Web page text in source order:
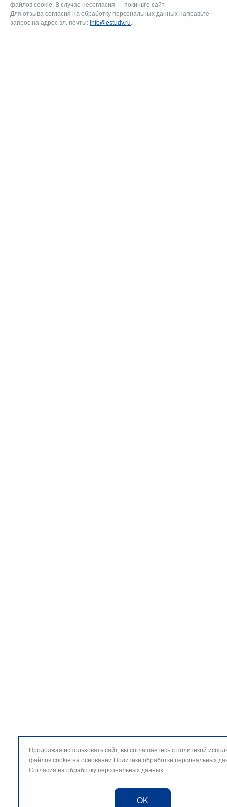
файлов cookie. В случае несогласия — покиньте сайт.
Для отзыва согласия на обработку персональных данных направьте
запрос на адрес эл. почты: info@estudy.ru
Продолжая использовать сайт, вы соглашаетесь с политикой
файлов cookie на основании Политики обработки персональных
Согласия на обработку персональных данных.
OK